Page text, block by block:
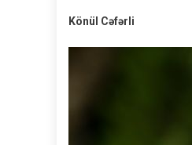
Könül Cəfərli